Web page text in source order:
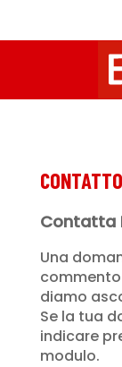
Contatta
Una
diamo
Se la tua
indicare
modulo.